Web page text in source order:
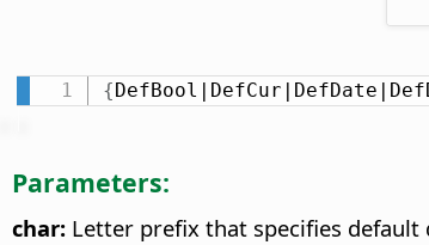
{
Parameters:
char: Letter prefix that specifies default